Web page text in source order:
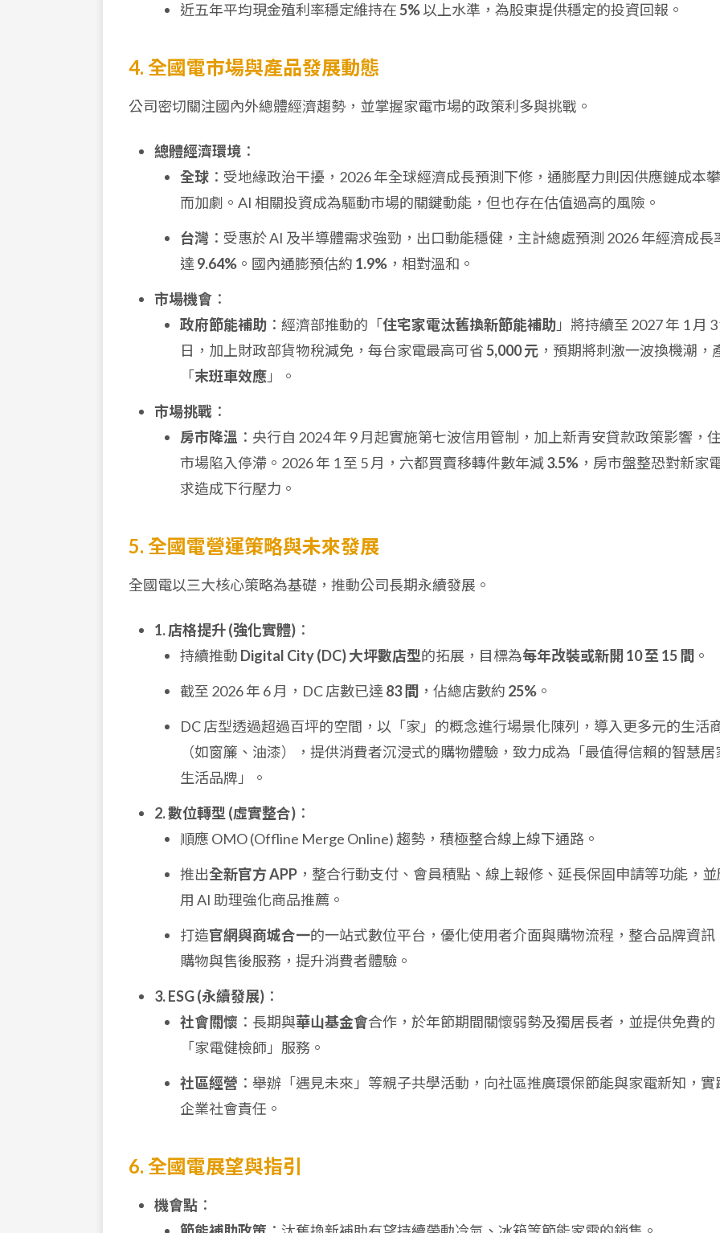
近五年平均現金殖利率穩定維持在5%以上水準，為股東提供穩定的投資回報。
4. 全國電市場與產品發展動態
公司密切關注國內外總體經濟趨勢，並掌握家電市場的政策利多與挑戰。
總體經濟環境 ：
全球 ：受地緣政治干擾，2026 年全球經濟成長預測下修，通膨壓力則因供應鏈成本
而加劇。AI 相關投資成為驅動市場的關鍵動能，但也存在估值過高的風險。
台灣 ：受惠於 AI 及半導體需求強勁，出口動能穩健，主計總處預測 2026 年經濟成長
達 9.64% 。國內通膨預估約 1.9% ，相對溫和。
市場機會 ：
政府節能補助 ：經濟部推動的「住宅家電汰舊換新節能補助 」將持續至 2027 年 1 月
日，加上財政部貨物稅減免，每台家電最高可省5,000 元 ，預期將刺激一波換機潮，
「末班車效應 」。
市場挑戰 ：
房市降溫 ：央行自 2024 年 9 月起實施第七波信用管制，加上新青安貸款政策影響，
市場陷入停滯。2026 年 1 至 5 月，六都買賣移轉件數年減3.5% ，房市盤整恐對新家
求造成下行壓力。
5. 全國電營運策略與未來發展
全國電以三大核心策略為基礎，推動公司長期永續發展。
1. 店格提升 (強化實體) ：
持續推動 Digital City (DC) 大坪數店型的拓展，目標為每年改裝或新開 10 至 15 間 。
截至 2026 年 6 月，DC 店數已達 83 間 ，佔總店數約 25% 。
DC 店型透過超過百坪的空間，以「家」的概念進行場景化陳列，導入更多元的生活
（如窗簾、油漆），提供消費者沉浸式的購物體驗，致力成為「最值得信賴的智慧居
生活品牌」。
2. 數位轉型 (虛實整合) ：
順應 OMO (Offline Merge Online) 趨勢，積極整合線上線下通路。
推出全新官方 APP ，整合行動支付、會員積點、線上報修、延長保固申請等功能，
用 AI 助理強化商品推薦。
打造官網與商城合一的一站式數位平台，優化使用者介面與購物流程，整合品牌資訊
購物與售後服務，提升消費者體驗。
3. ESG (永續發展) ：
社會關懷 ：長期與華山基金會合作，於年節期間關懷弱勢及獨居長者，並提供免費的
「家電健檢師」服務。
社區經營 ：舉辦「遇見未來」等親子共學活動，向社區推廣環保節能與家電新知，實
企業社會責任。
6. 全國電展望與指引
機會點 ：